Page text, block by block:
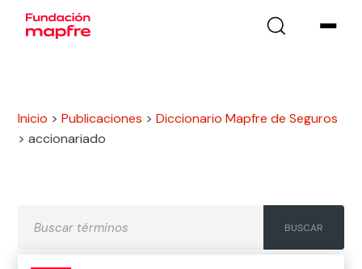
Inicio >Publicaciones >Diccionario Mapfre de Seguros
>accionariado